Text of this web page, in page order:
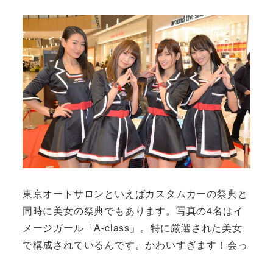
東京オートサロンといえばカスタムカーの祭典と
同時に美女の祭典でもあります。写真の4名はイ
メージガール「A-class」。特に厳選された美女
で構成されているんです。かわいすぎます！会っ